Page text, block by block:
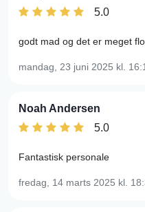
5.0
godt mad og det er meget
mandag, 23 juni 2025 kl.
Noah Andersen
5.0
Fantastisk personale
fredag, 14 marts 2025 kl.